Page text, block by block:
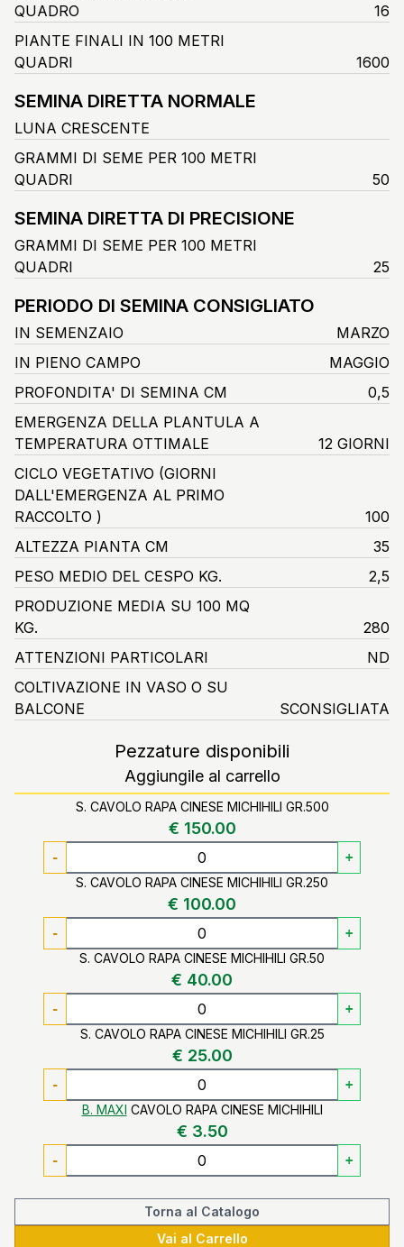
QUADRO
16
PIANTE FINALI IN 100 METRI
QUADRI
1600
SEMINA DIRETTA NORMALE
LUNA CRESCENTE
GRAMMI DI SEME PER 100 METRI
QUADRI
50
SEMINA DIRETTA DI PRECISIONE
GRAMMI DI SEME PER 100 METRI
QUADRI
25
PERIODO DI SEMINA CONSIGLIATO
IN SEMENZAIO
MARZO
IN PIENO CAMPO
MAGGIO
PROFONDITA' DI SEMINA CM
0,5
EMERGENZA DELLA PLANTULA A
TEMPERATURA OTTIMALE
12 GIORNI
CICLO VEGETATIVO (GIORNI
DALL'EMERGENZA AL PRIMO
RACCOLTO )
100
ALTEZZA PIANTA CM
35
PESO MEDIO DEL CESPO KG.
2,5
PRODUZIONE MEDIA SU 100 MQ
KG.
280
ATTENZIONI PARTICOLARI
ND
COLTIVAZIONE IN VASO O SU
BALCONE
SCONSIGLIATA
Pezzature disponibili
Aggiungile al carrello
S. CAVOLO RAPA CINESE MICHIHILI GR.500
€ 150.00
- +
S. CAVOLO RAPA CINESE MICHIHILI GR.250
€ 100.00
- +
S. CAVOLO RAPA CINESE MICHIHILI GR.50
€ 40.00
- +
S. CAVOLO RAPA CINESE MICHIHILI GR.25
€ 25.00
- +
B. MAXI CAVOLO RAPA CINESE MICHIHILI
€ 3.50
- +
Torna al Catalogo
Vai al Carrello